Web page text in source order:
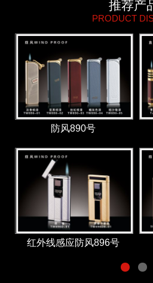
推荐产
PRODUCT
防风890号
红外线感应防风896号